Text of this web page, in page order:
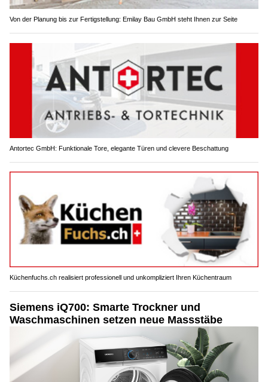
Von der Planung bis zur Fertigstellung: Emilay Bau GmbH steht Ihnen zur Seite
Antortec GmbH: Funktionale Tore, elegante Türen und clevere Beschattung
Küchenfuchs.ch realisiert professionell und unkompliziert Ihren Küchentraum
Siemens iQ700: Smarte Trockner und
Waschmaschinen setzen neue Massstäbe